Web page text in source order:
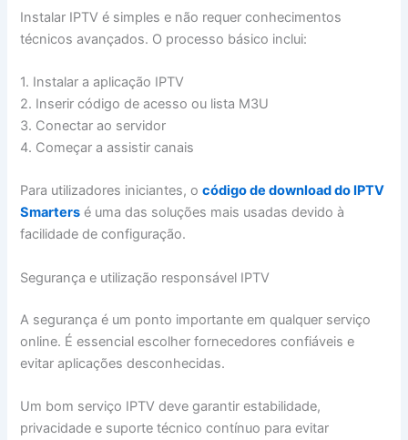
Instalar IPTV é simples e não requer conhecimentos
técnicos avançados. O processo básico inclui:
1. Instalar a aplicação IPTV
2. Inserir código de acesso ou lista M3U
3. Conectar ao servidor
4. Começar a assistir canais
Para utilizadores iniciantes, ocódigo de download do IPTV
Smarters é uma das soluções mais usadas devido à
facilidade de configuração.
Segurança e utilização responsável IPTV
A segurança é um ponto importante em qualquer serviço
online. É essencial escolher fornecedores confiáveis e
evitar aplicações desconhecidas.
Um bom serviço IPTV deve garantir estabilidade,
privacidade e suporte técnico contínuo para evitar